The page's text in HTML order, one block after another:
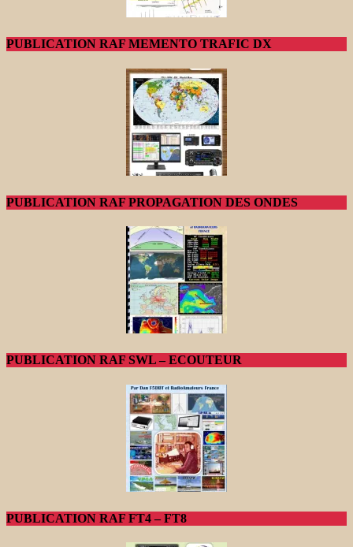
PUBLICATION RAF MEMENTO TRAFIC DX
PUBLICATION RAF PROPAGATION DES ONDES
PUBLICATION RAF SWL – ECOUTEUR
PUBLICATION RAF FT4 – FT8